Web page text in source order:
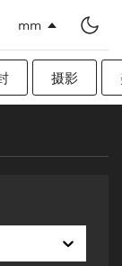
mm
摄影